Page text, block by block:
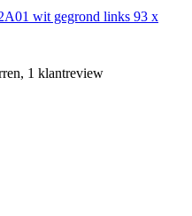
wit gegrond links 93 x
1 klantreview